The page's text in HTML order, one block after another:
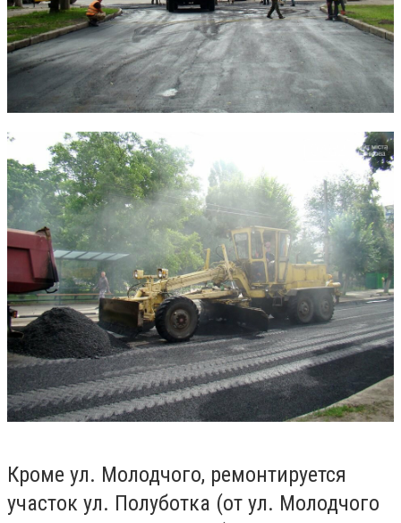
Кроме ул. Молодчого, ремонтируется
участок ул. Полуботка (от ул. Молодчого